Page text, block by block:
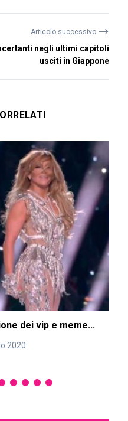
Articolo successivo ⟶
negli ultimi capitoli
usciti in Giappone
dei vip e meme...
2020